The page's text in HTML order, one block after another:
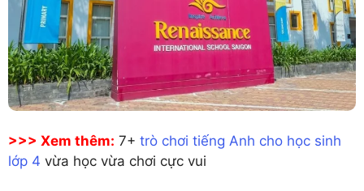
>>> Xem thêm: 7+ trò chơi tiếng Anh cho học sinh
lớp 4 vừa học vừa chơi cực vui